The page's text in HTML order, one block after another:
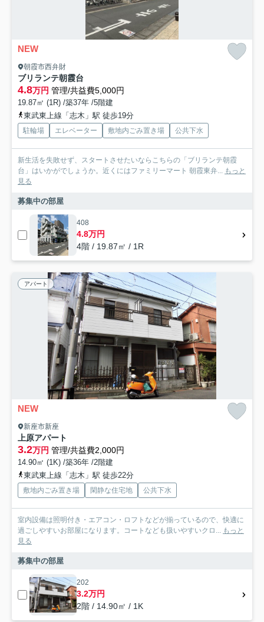
NEW
朝霞市西弁財
ブリランテ朝霞台
4.8万円 管理/共益費5,000円
19.87㎡ (1R) /築37年 /5階建
東武東上線「志木」駅 徒歩19分
駐輪場 エレベーター 敷地内ごみ置き場 公共下水
新生活を失敗せず、スタートさせたいならこちらの「ブリランテ朝霞
台」はいかがでしょうか。近くにはファミリーマート 朝霞東弁... もっと
見る
募集中の部屋
408
4.8万円
4階 / 19.87㎡ / 1R
アパート
NEW
新座市新座
上原アパート
3.2万円 管理/共益費2,000円
14.90㎡ (1K) /築36年 /2階建
東武東上線「志木」駅 徒歩22分
敷地内ごみ置き場 閑静な住宅地 公共下水
室内設備は照明付き・エアコン・ロフトなどが揃っているので、快適に
過ごしやすいお部屋になります。コートなども扱いやすいクロ... もっと
見る
募集中の部屋
202
3.2万円
2階 / 14.90㎡ / 1K